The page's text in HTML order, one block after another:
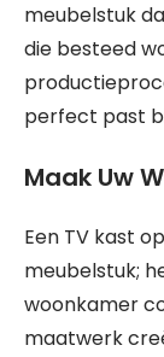
meubelstuk
die besteed
perfect past
Maak Uw
Een TV kast
meubelstuk;
woonkamer
maatwerk